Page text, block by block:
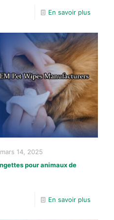
En savoir plus
mars 14, 2025
pour animaux de
En savoir plus